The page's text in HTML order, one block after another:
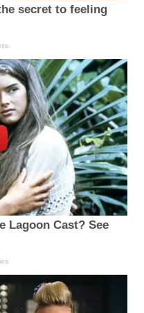
secret to feeling
Lagoon Cast? See